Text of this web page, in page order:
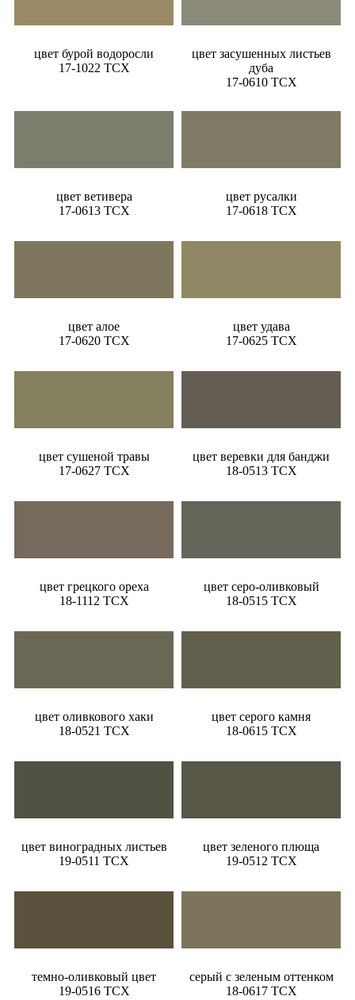
цвет бурой водоросли
17-1022 TCX
цвет засушенных листьев
дуба
17-0610 TCX
цвет ветивера
17-0613 TCX
цвет русалки
17-0618 TCX
цвет алое
17-0620 TCX
цвет удава
17-0625 TCX
цвет сушеной травы
17-0627 TCX
цвет веревки для банджи
18-0513 TCX
цвет грецкого ореха
18-1112 TCX
цвет серо-оливковый
18-0515 TCX
цвет оливкового хаки
18-0521 TCX
цвет серого камня
18-0615 TCX
цвет виноградных листьев
19-0511 TCX
цвет зеленого плюща
19-0512 TCX
темно-оливковый цвет
19-0516 TCX
серый с зеленым оттенком
18-0617 TCX